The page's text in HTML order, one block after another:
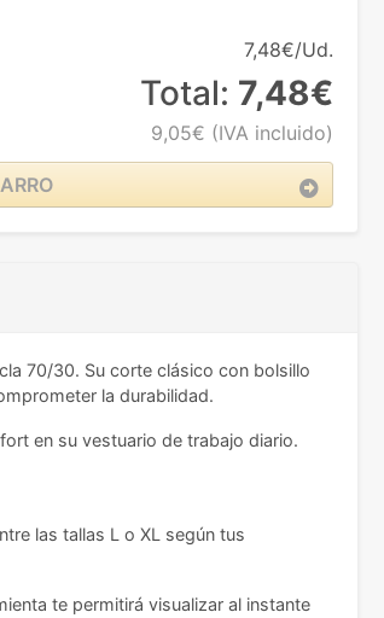
7,48€/Ud.
Total: 7,48€
9,05€ (IVA incluido)
70/30. Su corte clásico con bolsillo
la durabilidad.
en su vestuario de trabajo diario.
las tallas L o XL según tus
te permitirá visualizar al instante